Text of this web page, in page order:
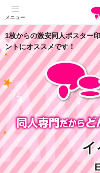
メニュー
1枚からの激安同人ポスター
ントにオススメです！